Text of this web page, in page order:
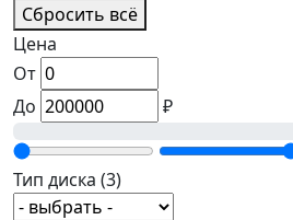
Сбросить всё
Цена
От
До
₽
Тип диска (3)